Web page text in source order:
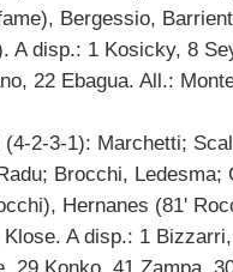
Bergessio,
A disp.: 1 Kosicky, 8
22 Ebagua. All.:
(4-2-3-1): Marchetti;
Brocchi, Ledesma;
Hernanes (81'
Klose. A disp.: 1